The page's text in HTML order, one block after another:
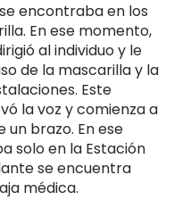
encontraba en los
En ese momento,
al individuo y le
de la mascarilla y la
Este
la voz y comienza a
brazo. En ese
solo en la Estación
se encuentra
médica.